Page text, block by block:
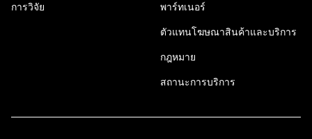
การวิจัย พาร์ทเนอร์
ตัวแทนโฆษณาสินค้าและบริการ
กฎหมาย
สถานะการบริการ